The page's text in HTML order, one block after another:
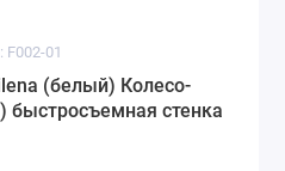
F002-01
(белый) Колесо-
быстросъемная стенка